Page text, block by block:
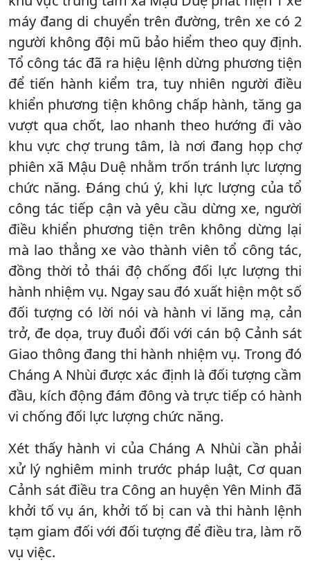
máy đang di chuyển trên đường, trên xe có 2
người không đội mũ bảo hiểm theo quy định.
Tổ công tác đã ra hiệu lệnh dừng phương tiện
để tiến hành kiểm tra, tuy nhiên người điều
khiển phương tiện không chấp hành, tăng ga
vượt qua chốt, lao nhanh theo hướng đi vào
khu vực chợ trung tâm, là nơi đang họp chợ
phiên xã Mậu Duệ nhằm trốn tránh lực lượng
chức năng. Đáng chú ý, khi lực lượng của tổ
công tác tiếp cận và yêu cầu dừng xe, người
điều khiển phương tiện trên không dừng lại
mà lao thẳng xe vào thành viên tổ công tác,
đồng thời tỏ thái độ chống đối lực lượng thi
hành nhiệm vụ. Ngay sau đó xuất hiện một số
đối tượng có lời nói và hành vi lăng mạ, cản
trở, đe dọa, truy đuổi đối với cán bộ Cảnh sát
Giao thông đang thi hành nhiệm vụ. Trong đó
Cháng A Nhùi được xác định là đối tượng cầm
đầu, kích động đám đông và trực tiếp có hành
vi chống đối lực lượng chức năng.
Xét thấy hành vi của Cháng A Nhùi cần phải
xử lý nghiêm minh trước pháp luật, Cơ quan
Cảnh sát điều tra Công an huyện Yên Minh đã
khởi tố vụ án, khởi tố bị can và thi hành lệnh
tạm giam đối với đối tượng để điều tra, làm rõ
vụ việc.